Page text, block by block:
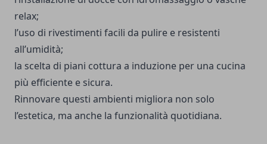
relax;
l’uso di rivestimenti facili da pulire e resistenti
all’umidità;
la scelta di piani cottura a induzione per una cucina
più efficiente e sicura.
Rinnovare questi ambienti migliora non solo
l’estetica, ma anche la funzionalità quotidiana.